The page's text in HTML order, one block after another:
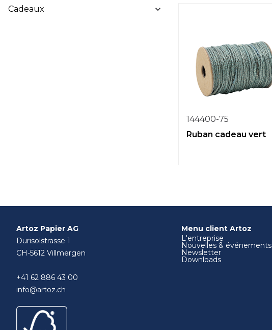
Cadeaux
144400-75
Ruban cadeau vert
Artoz Papier AG
Durisolstrasse 1
CH-5612 Villmergen
+41 62 886 43 00
info@artoz.ch
Menu client Artoz
L'entreprise
Nouvelles & événements
Newsletter
Downloads